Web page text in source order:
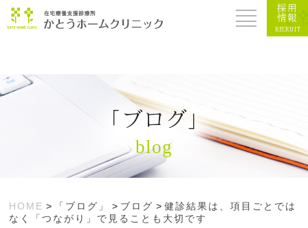
採用
情報
RECRUIT
「ブログ」
blog
HOME > 「ブログ」 > ブログ >健診結果は、項目ごとでは
なく「つながり」で見ることも大切です